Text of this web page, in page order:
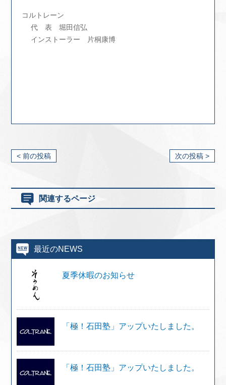
コルトレーン
代 表 堀田信弘
インストーラー 片桐康博
次の投稿 >
< 前の投稿
関連するページ
最近のNEWS
夏季休暇のお知らせ
「極！石田塾」アップいたしました。
「極！石田塾」アップいたしました。